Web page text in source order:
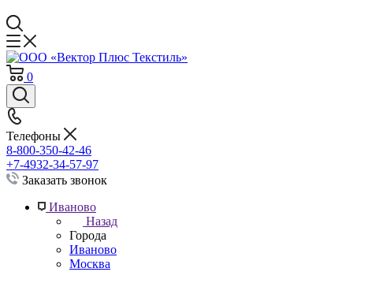
0
Телефоны
8-800-350-42-46
+7-4932-34-57-97
Заказать звонок
Иваново
Назад
Города
Иваново
Москва